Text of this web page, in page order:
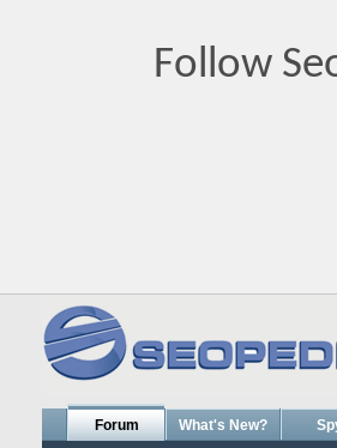
Follow
Forum What's New?